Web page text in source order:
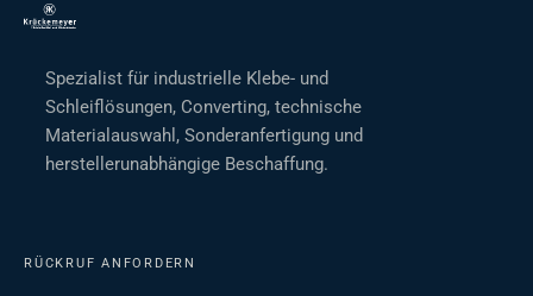
Spezialist für industrielle Klebe- und
Schleiflösungen, Converting, technische
Materialauswahl, Sonderanfertigung und
herstellerunabhängige Beschaffung.
RÜCKRUF ANFORDERN